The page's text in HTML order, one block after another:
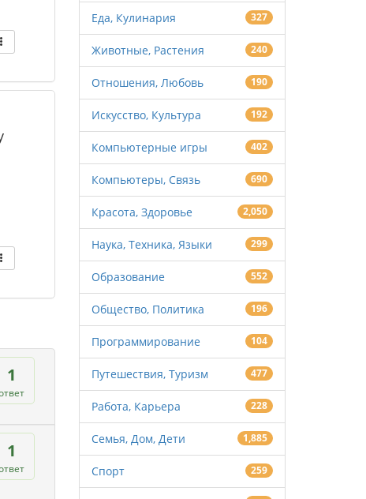
1
1
Еда, Кулинария 327
Животные, Растения 240
Отношения, Любовь 190
Искусство, Культура 192
Компьютерные игры 402
Компьютеры, Связь 690
Красота, Здоровье 2,050
Наука, Техника, Языки 299
Образование 552
Общество, Политика 196
Программирование 104
Путешествия, Туризм 477
Работа, Карьера 228
Семья, Дом, Дети 1,885
Спорт 259